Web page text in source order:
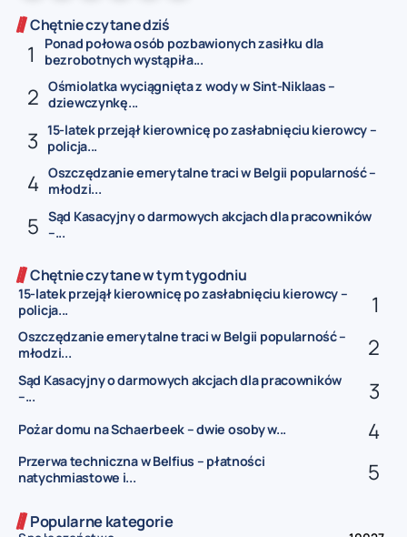
Chętnie czytane dziś
Ponad połowa osób pozbawionych zasiłku dla
bezrobotnych wystąpiła...
Ośmiolatka wyciągnięta z wody w Sint-Niklaas –
dziewczynkę...
15-latek przejął kierownicę po zasłabnięciu kierowcy –
policja...
Oszczędzanie emerytalne traci w Belgii popularność –
młodzi...
Sąd Kasacyjny o darmowych akcjach dla pracowników
–...
Chętnie czytane w tym tygodniu
15-latek przejął kierownicę po zasłabnięciu kierowcy –
policja...
Oszczędzanie emerytalne traci w Belgii popularność –
młodzi...
Sąd Kasacyjny o darmowych akcjach dla pracowników
–...
Pożar domu na Schaerbeek – dwie osoby w...
Przerwa techniczna w Belfius – płatności
natychmiastowe i...
Popularne kategorie